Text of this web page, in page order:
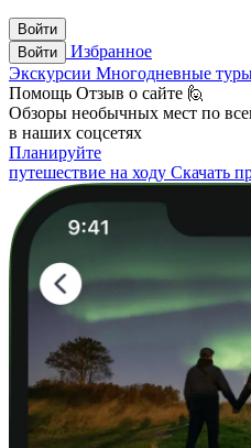
Войти
Войти
Избранное
Экскурсии Многодневные
Помощь Отзыв о сайте 🙋
Обзоры необычных мест по
в наших соцсетях
Планируйте
путешествие на ходу Скачать